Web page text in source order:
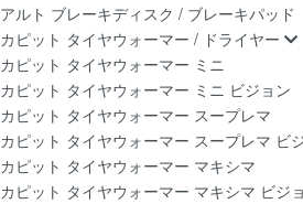
アルト ブレーキディスク / ブレーキパッド
カピット タイヤウォーマー / ドライヤー
カピット タイヤウォーマー ミニ
カピット タイヤウォーマー ミニ ビジョン
カピット タイヤウォーマー スープレマ
カピット タイヤウォーマー スープレマ ビ
カピット タイヤウォーマー マキシマ
カピット タイヤウォーマー マキシマ ビジ